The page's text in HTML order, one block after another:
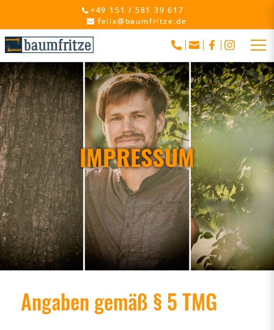
+49 151 / 581 39 617
felix@baumfritze.de
IMPRESSUM
Angaben gemäß § 5 TMG